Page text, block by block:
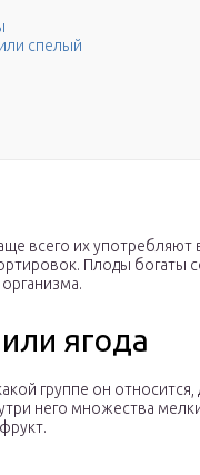
спелый
всего их употребляют
Плоды богаты
ягода
группе он
него множества